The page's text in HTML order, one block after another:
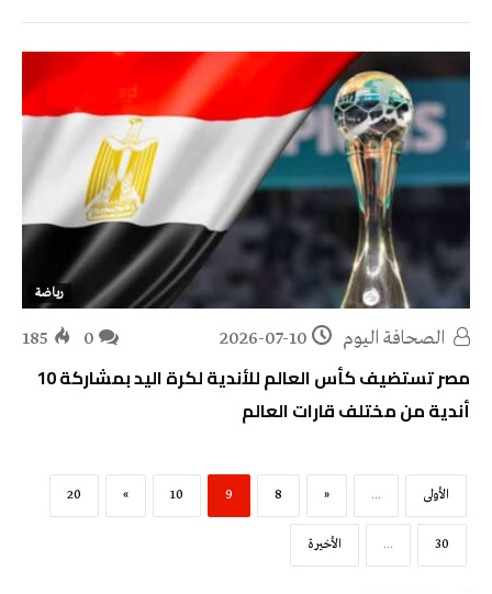
رياضة
2026-07-10
185
مصر تستضيف كأس العالم للأندية لكرة اليد بمشاركة 10
أندية من مختلف قارات العالم
‫الأولى‬ ...
«
8
9
10
»
20
30
... ‫الأخيرة‬